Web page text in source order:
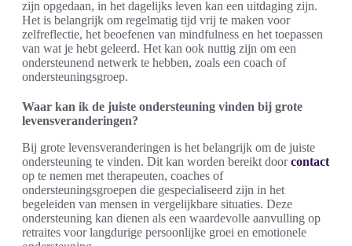
zijn opgedaan, in het dagelijks leven kan een uitdaging zijn.
Het is belangrijk om regelmatig tijd vrij te maken voor
zelfreflectie, het beoefenen van mindfulness en het toepassen
van wat je hebt geleerd. Het kan ook nuttig zijn om een
ondersteunend netwerk te hebben, zoals een coach of
ondersteuningsgroep.
Waar kan ik de juiste ondersteuning vinden bij grote
levensveranderingen?
Bij grote levensveranderingen is het belangrijk om de juiste
ondersteuning te vinden. Dit kan worden bereikt doorcontact
op te nemen met therapeuten, coaches of
ondersteuningsgroepen die gespecialiseerd zijn in het
begeleiden van mensen in vergelijkbare situaties. Deze
ondersteuning kan dienen als een waardevolle aanvulling op
retraites voor langdurige persoonlijke groei en emotionele